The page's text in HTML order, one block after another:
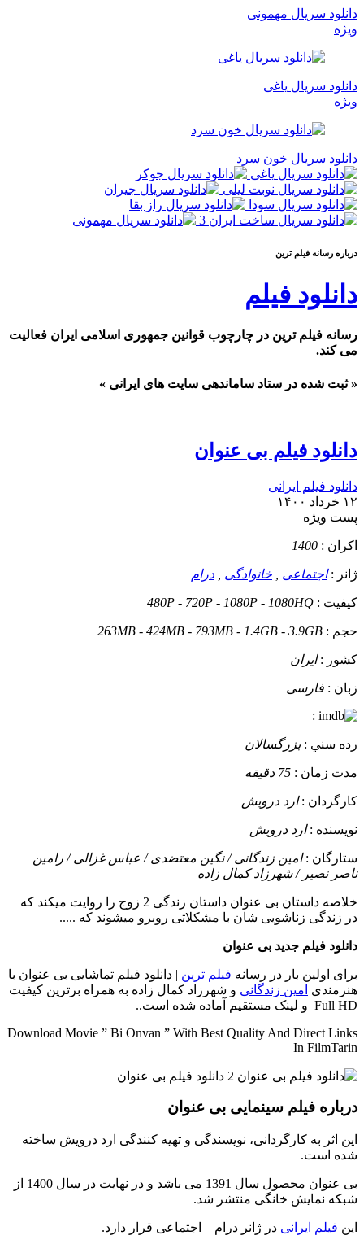
دانلود سریال مهمونی
ویژه
دانلود سریال یاغی
ویژه
دانلود سریال خون سرد
درباره رسانه فيلم ترين
دانلود فیلم
رسانه فیلم ترین در چارچوب قوانین جمهوری اسلامی ایران فعالیت
می کند.
« ثبت شده در ستاد ساماندهی سایت های ایرانی »
دانلود فیلم بی عنوان
دانلود فیلم ایرانی
۱۲ خرداد ۱۴۰۰
پست ويژه
اکران : 1400
ژانر :اجتماعی خانوادگی درام
کيفيت : 480P - 720P - 1080P - 1080HQ
حجم : 263MB - 424MB - 793MB - 1.4GB - 3.9GB
کشور :ایران
زبان : فارسی
:
رده سني :بزرگسالان
مدت زمان : 75 دقیقه
کارگردان :ارد درویش
نويسنده :ارد درویش
ستارگان :امین زندگانی / نگین معتضدی / عباس غزالی / رامین
ناصر نصیر / شهرزاد کمال زاده
خلاصه داستان
بی عنوان داستان زندگی 2 زوج را روایت میکند که
در زندگی زناشویی شان با مشکلاتی روبرو میشوند که .....
دانلود فیلم جدید بی عنوان
برای اولین بار در رسانه فیلم ترین | دانلود فیلم تماشایی بی عنوان با
هنرمندی امین زندگانی و شهرزاد کمال زاده به همراه برترین کیفیت
Full HD و لینک مستقیم آماده شده است..
Download Movie ” Bi Onvan ” With Best Quality And Direct Links
In FilmTarin
درباره فیلم سینمایی بی عنوان
این اثر به کارگردانی، نویسندگی و تهیه کنندگی ارد درویش ساخته
شده است.
بی عنوان محصول سال 1391 می باشد و در نهایت در سال 1400 از
شبکه نمایش خانگی منتشر شد.
این فیلم ایرانی در ژانر درام – اجتماعی قرار دارد.